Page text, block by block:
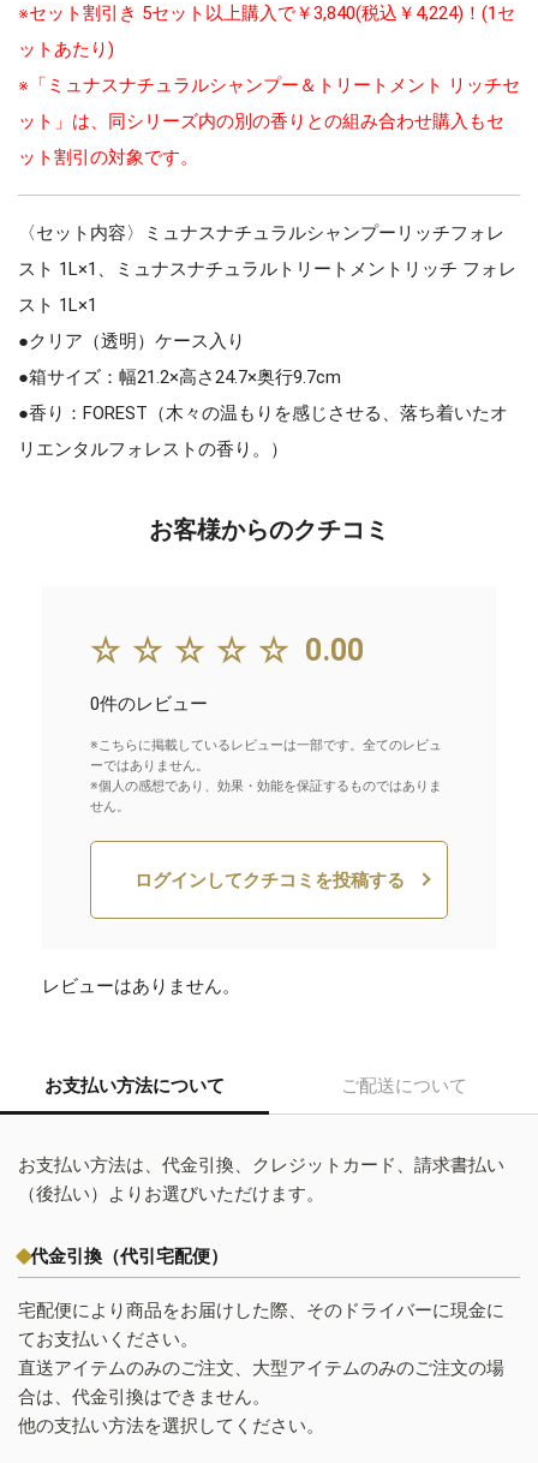
※セット割引き 5セット以上購入で￥3,840(税込￥4,224)！(1セ
ットあたり)
※「ミュナスナチュラルシャンプー＆トリートメント リッチセ
ット」は、同シリーズ内の別の香りとの組み合わせ購入もセ
ット割引の対象です。
〈セット内容〉ミュナスナチュラルシャンプーリッチフォレ
スト 1L×1、ミュナスナチュラルトリートメントリッチ フォレ
スト 1L×1
●クリア（透明）ケース入り
●箱サイズ：幅21.2×高さ24.7×奥行9.7cm
●香り：FOREST（木々の温もりを感じさせる、落ち着いたオ
リエンタルフォレストの香り。）
お客様からのクチコミ
☆☆☆☆☆ 0.00
0件のレビュー
※こちらに掲載しているレビューは一部です。全てのレビュ
ーではありません。
※個人の感想であり、効果・効能を保証するものではありま
せん。
ログインしてクチコミを投稿する
レビューはありません。
お支払い方法について ご配送について
お支払い方法は、代金引換、クレジットカード、請求書払い
（後払い）よりお選びいただけます。
代金引換（代引宅配便）
宅配便により商品をお届けした際、そのドライバーに現金に
てお支払いください。
直送アイテムのみのご注文、大型アイテムのみのご注文の場
合は、代金引換はできません。
他の支払い方法を選択してください。